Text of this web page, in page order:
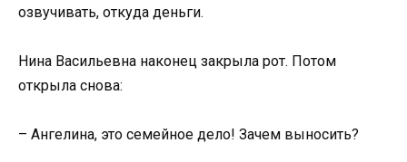
озвучивать, откуда деньги.
Нина Васильевна наконец закрыла рот. Потом
открыла снова:
– Ангелина, это семейное дело! Зачем выносить?